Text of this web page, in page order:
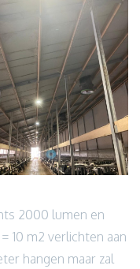
2000 lumen en
10 m2 verlichten aan
hangen maar zal